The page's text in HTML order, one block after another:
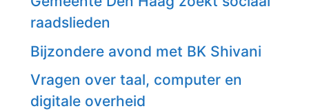
raadslieden
Bijzondere avond met BK Shivani
Vragen over taal, computer en
digitale overheid